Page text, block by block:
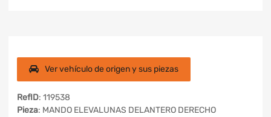
Ver vehículo de origen y sus piezas
RefID: 119538
Pieza: MANDO ELEVALUNAS DELANTERO DERECHO